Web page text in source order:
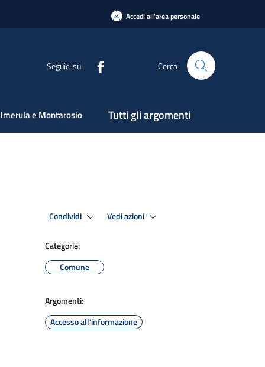
Accedi all'area personale
Seguici su Cerca
e Montarosio Tutti gli argomenti
Condividi Vedi azioni
Categorie:
Comune
Argomenti:
Accesso all'informazione